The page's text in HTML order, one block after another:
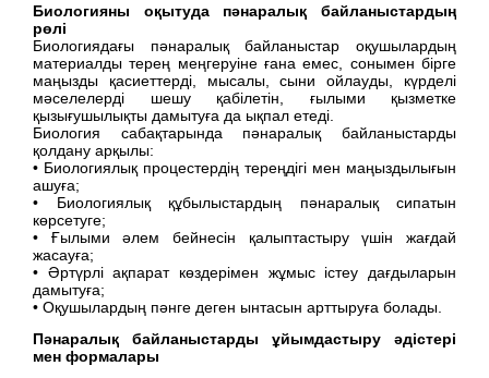
Биологияны оқытуда пәнаралық байланыстардың
рөлі
Биологиядағы пәнаралық байланыстар оқушылардың
материалды терең меңгеруіне ғана емес, сонымен бірге
маңызды қасиеттерді, мысалы, сыни ойлауды, күрделі
мәселелерді шешу қабілетін, ғылыми қызметке
қызығушылықты дамытуға да ықпал етеді.
Биология сабақтарында пәнаралық байланыстарды
қолдану арқылы:
• Биологиялық процестердің тереңдігі мен маңыздылығын
ашуға;
• Биологиялық құбылыстардың пәнаралық сипатын
көрсетуге;
• Ғылыми әлем бейнесін қалыптастыру үшін жағдай
жасауға;
• Әртүрлі ақпарат көздерімен жұмыс істеу дағдыларын
дамытуға;
• Оқушылардың пәнге деген ынтасын арттыруға болады.
Пәнаралық байланыстарды ұйымдастыру әдістері
мен формалары